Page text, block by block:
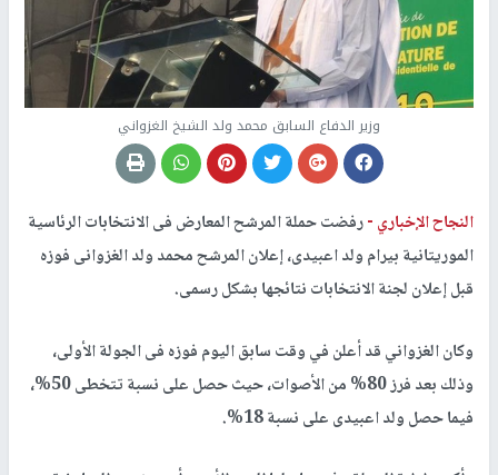
وزير الدفاع السابق محمد ولد الشيخ الغزواني
النجاح الإخباري -رفضت حملة المرشح المعارض فى الانتخابات الرئاسية
الموريتانية بيرام ولد اعبيدى، إعلان المرشح محمد ولد الغزوانى فوزه
قبل إعلان لجنة الانتخابات نتائجها بشكل رسمى.
وكان الغزواني قد أعلن في وقت سابق اليوم فوزه فى الجولة الأولى،
وذلك بعد فرز 80% من الأصوات، حيث حصل على نسبة تتخطى 50%،
فيما حصل ولد اعبيدى على نسبة 18%.